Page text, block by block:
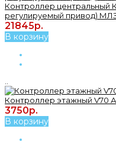
Контроллер центральный
регулируемый привод)
21845р.
В корзину
Контроллер этажный V70
3750р.
В корзину